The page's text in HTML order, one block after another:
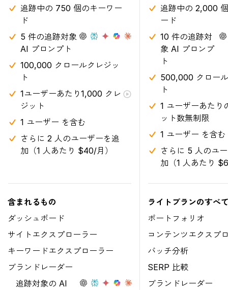
追跡中の 750 個のキーワー
ド
5 件の追跡対象
AI プロンプト
100,000 クロールクレジッ
ト
1ユーザーあたり1,000 クレ
ジット
1 ユーザー を含む
さらに 2 人のユーザーを追
加（1 人あたり $40/月）
追跡中の 2,000
ード
10 件の追跡対
象 AI プロンプ
ト
500,000 クロー
ト
1 ユーザーあたり
ット数無制限
1 ユーザー を含む
さらに 5 人のユ
加（1 人あたり
含まれるもの
ダッシュボード
サイトエクスプローラー
キーワードエクスプローラー
ブランドレーダー
追跡対象の AI
ライトプランのすべ
ポートフォリオ
コンテンツエクスプ
バッチ分析
SERP 比較
ブランドレーダー